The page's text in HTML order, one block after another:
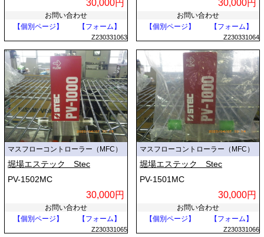
30,000円
お問い合わせ
【個別ページ】
【フォーム】
Z230331063
30,000円
お問い合わせ
【個別ページ】
【フォーム】
Z230331064
マスフローコントローラー（MFC）
堀場エステック Stec
PV-1502MC
30,000円
お問い合わせ
【個別ページ】
【フォーム】
Z230331065
マスフローコントローラー（MFC）
堀場エステック Stec
PV-1501MC
30,000円
お問い合わせ
【個別ページ】
【フォーム】
Z230331066